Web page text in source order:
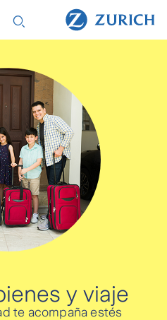
y viaje
te acompaña estés